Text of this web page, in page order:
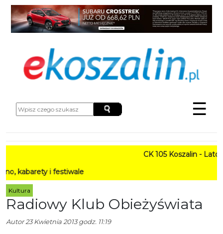
☰
CK 105 Koszalin - Lato w
i festiwale
Kultura
Radiowy Klub Obieżyświata
Autor23 Kwietnia 2013 godz. 11:19